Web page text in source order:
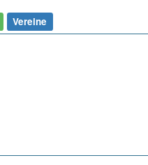
Vereine